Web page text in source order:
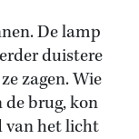
De lamp
duistere
zagen. Wie
de brug, kon
van het licht